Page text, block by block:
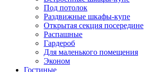
Под потолок
Раздвижные шкафы-купе
Открытая секция посередине
Распашные
Гардероб
Для маленького помещения
Эконом
Гостиные